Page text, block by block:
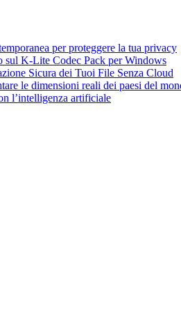
per proteggere la tua privacy
sul K-Lite Codec Pack per Windows
Sicura dei Tuoi File Senza Cloud
le dimensioni reali dei paesi del
l’intelligenza artificiale